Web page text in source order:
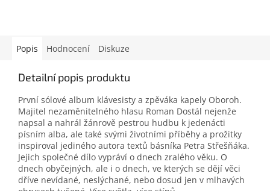
Popis Hodnocení Diskuze
Detailní popis produktu
První sólové album klávesisty a zpěváka kapely Oboroh.
Majitel nezaměnitelného hlasu Roman Dostál nejenže
napsal a nahrál žánrově pestrou hudbu k jedenácti
písním alba, ale také svými životními příběhy a prožitky
inspiroval jediného autora textů básníka Petra Střešňáka.
Jejich společné dílo vypráví o dnech zralého věku. O
dnech obyčejných, ale i o dnech, ve kterých se dějí věci
dříve nevídané, neslýchané, nebo dosud jen v mlhavých